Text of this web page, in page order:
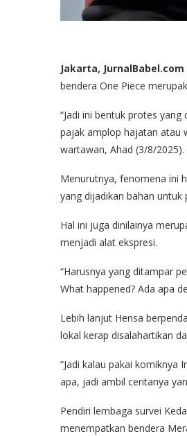
Jakarta, JurnalBabel.com
bendera One Piece
“Jadi ini bentuk protes
pajak amplop hajatan atau
wartawan, Ahad (3/8/2025).
Menurutnya, fenomena ini
yang dijadikan bahan untuk
Hal ini juga dinilainya
menjadi alat ekspresi.
“Harusnya yang ditampar
What happened? Ada apa
Lebih lanjut Hensa
lokal kerap disalahartikan
“Jadi kalau pakai komiknya
apa, jadi ambil ceritanya
Pendiri lembaga survei
menempatkan bendera